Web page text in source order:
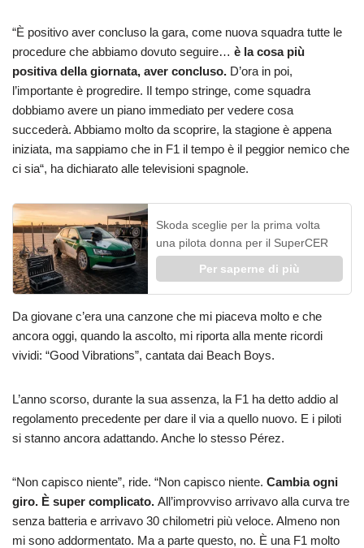
“È positivo aver concluso la gara, come nuova squadra tutte le
procedure che abbiamo dovuto seguire… è la cosa più
positiva della giornata, aver concluso. D’ora in poi,
l’importante è progredire. Il tempo stringe, come squadra
dobbiamo avere un piano immediato per vedere cosa
succederà. Abbiamo molto da scoprire, la stagione è appena
iniziata, ma sappiamo che in F1 il tempo è il peggior nemico che
ci sia“, ha dichiarato alle televisioni spagnole.
Skoda sceglie per la prima volta
una pilota donna per il SuperCER
Per saperne di più
Da giovane c’era una canzone che mi piaceva molto e che
ancora oggi, quando la ascolto, mi riporta alla mente ricordi
vividi: “Good Vibrations”, cantata dai Beach Boys.
L’anno scorso, durante la sua assenza, la F1 ha detto addio al
regolamento precedente per dare il via a quello nuovo. E i piloti
si stanno ancora adattando. Anche lo stesso Pérez.
“Non capisco niente”, ride. “Non capisco niente. Cambia ogni
giro. È super complicato. All’improvviso arrivavo alla curva tre
senza batteria e arrivavo 30 chilometri più veloce. Almeno non
mi sono addormentato. Ma a parte questo, no. È una F1 molto